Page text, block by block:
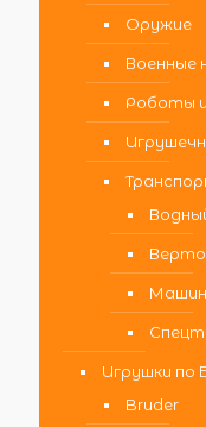
Оружие
Военные
Роботы
Игрушки по
Bruder